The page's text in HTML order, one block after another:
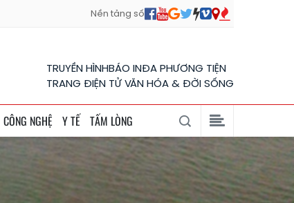
Nền tảng số
TRUYỀN HÌNHBÁO INĐA PHƯƠNG TIỆN
TRANG ĐIỆN TỬ VĂN HÓA & ĐỜI SỐNG
CÔNG NGHỆ Y TẾ TẤM LÒNG